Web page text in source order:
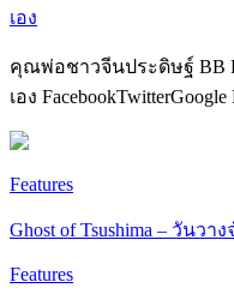
เอง
คุณพ่อชาวจีนประดิษฐ์ BB
เอง FacebookTwitterGoogle
Features
Ghost of Tsushima – วันว
Features